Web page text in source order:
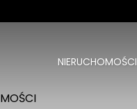
NIERUCHOMOŚCI